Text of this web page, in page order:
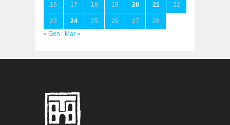
16 17 18 19 20 21 22
23 24 25 26 27
28
« Gen
Mar »